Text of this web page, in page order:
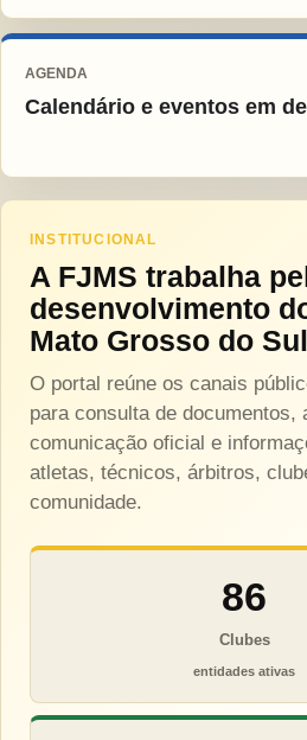
AGENDA
Calendário e eventos em
INSTITUCIONAL
A FJMS trabalha
desenvolvimento
Mato Grosso do
O portal reúne os canais
para consulta de documentos,
comunicação oficial e
atletas, técnicos, árbitros,
comunidade.
86
Clubes
entidades ativas